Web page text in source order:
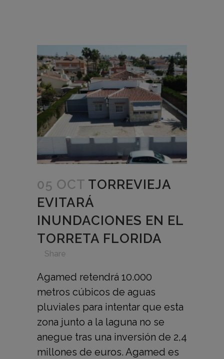
05 OCT TORREVIEJA
EVITARÁ
INUNDACIONES EN EL
TORRETA FLORIDA
Share
Agamed retendrá 10.000
metros cúbicos de aguas
pluviales para intentar que esta
zona junto a la laguna no se
anegue tras una inversión de 2,4
millones de euros. Agamed es